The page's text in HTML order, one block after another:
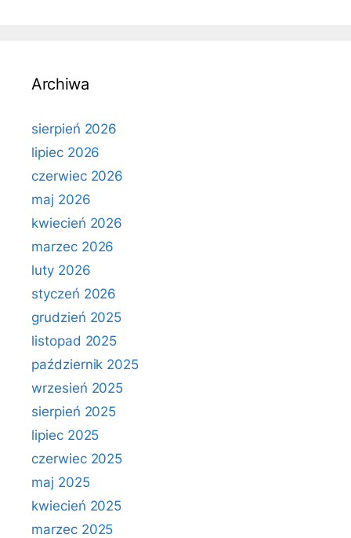
Archiwa
sierpień 2026
lipiec 2026
czerwiec 2026
maj 2026
kwiecień 2026
marzec 2026
luty 2026
styczeń 2026
grudzień 2025
listopad 2025
październik 2025
wrzesień 2025
sierpień 2025
lipiec 2025
czerwiec 2025
maj 2025
kwiecień 2025
marzec 2025